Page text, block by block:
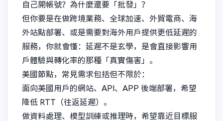
自己開帳號？為什麼還要「批發」？
但你要是在做跨境業務、全球加速、外貿電商、海
外站點部署、或是需要對海外用戶提供更低延遲的
服務，你就會懂：延遲不是玄學，是會直接影響用
戶體驗與轉化率的那種「真實傷害」。
美國節點，常見需求包括但不限於：
面向美國用戶的網站、API、APP 後端部署，希望
降低 RTT（往返延遲）。
做資料處理、模型訓練或推理時，希望靠近目標服